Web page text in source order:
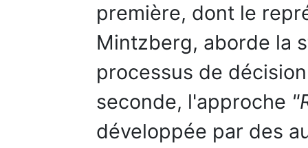
première, dont le
Mintzberg, aborde la
processus de
seconde, l'approche
développée par des